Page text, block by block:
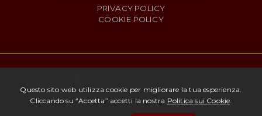
PRIVACY POLICY
COOKIE POLICY
Copyright ©2026 Romolini